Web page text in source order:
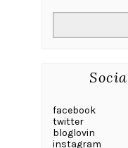
facebook
twitter
bloglovin
instagram